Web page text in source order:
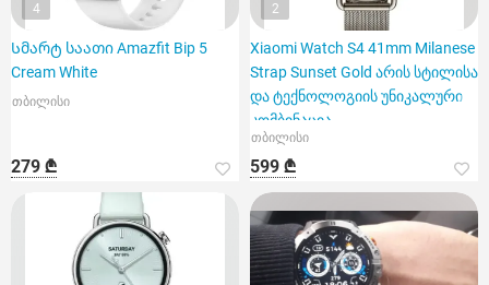
4
Სმარტ საათი Amazfit Bip 5
Cream White
თბილისი
279 ₾
2
Xiaomi Watch S4 41mm Milanese
Strap Sunset Gold არის სტილისა
და ტექნოლოგიის უნიკალური
კომბინაცია
თბილისი
599 ₾